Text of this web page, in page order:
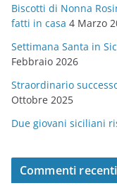
i
e
Biscotti di Nonna
fatti in casa 4 Marzo
Settimana Santa in
Febbraio 2026
Straordinario
Ottobre 2025
Due giovani siciliani
Commenti recenti